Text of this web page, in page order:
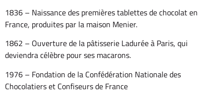
1836 – Naissance des premières tablettes de chocolat en
France, produites par la maison Menier.
1862 – Ouverture de la pâtisserie Ladurée à Paris, qui
deviendra célèbre pour ses macarons.
1976 – Fondation de la Confédération Nationale des
Chocolatiers et Confiseurs de France